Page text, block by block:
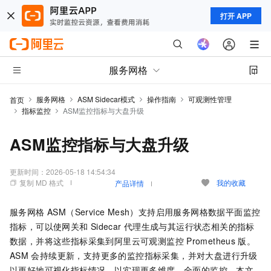
打开 APP
服务网格
首页 服务网格 ASM Sidecar模式 操作指南
可观测性管理
指标监控
ASM监控指标与大盘升级
ASM监控指标与大盘升级
更新时间： 2026-05-18 14:54:34
复制 MD 格式
产品详情 我的收藏
服务网格 ASM（Service Mesh） 支持启用服务网格数据平面监控
指标，可以使网关和 Sidecar 代理生成与其运行状态相关的指标
数据，并将这些指标采集到阿里云可观测监控 Prometheus 版。
ASM 会持续更新，支持更多的监控指标采集，并对大盘进行升级